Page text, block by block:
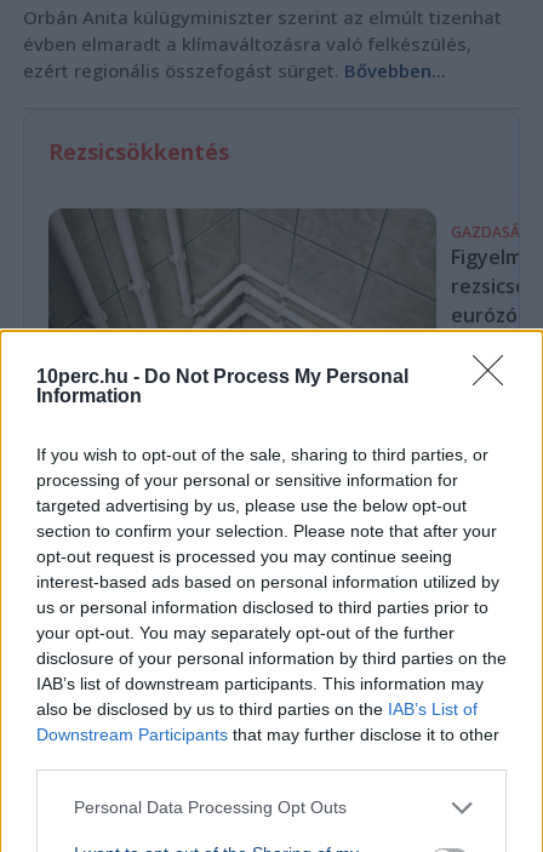
10perc.hu - Do Not Process My Personal
Information
If you wish to opt-out of the sale, sharing to third parties, or
processing of your personal or sensitive information for
targeted advertising by us, please use the below opt-out
section to confirm your selection. Please note that after your
opt-out request is processed you may continue seeing
interest-based ads based on personal information utilized by
us or personal information disclosed to third parties prior to
your opt-out. You may separately opt-out of the further
disclosure of your personal information by third parties on the
IAB’s list of downstream participants. This information may
also be disclosed by us to third parties on the IAB’s List of
Downstream Participants that may further disclose it to other
Personal Data Processing Opt Outs
Orbán Anita külügyminiszter szerint az elmúlt tizenhat
évben elmaradt a klímaváltozásra való felkészülés,
ezért regionális összefogást sürget. Bővebben...
Rezsicsökkentés
BELFÖLD
Összeomlás szélén a víziközmű-rendszer:
A teljes éves bevételt a csövek
cseréjére kellene költeni
A magyar víziközmű-hálózat közel 80 százaléka
kritikus állapotban van, a csőtörések száma
pedig exponenciálisan nő. Kovács Károly szerint a
rezsicsökk...
GAZDASÁG
Az
kegyelmi
BELFÖLD 2026. augusztus 7.
„Ki mer odamenni ezek után?” – Borsa Miklós